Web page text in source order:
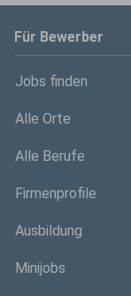
Für Bewerber
Jobs finden
Alle Orte
Alle Berufe
Firmenprofile
Ausbildung
Minijobs